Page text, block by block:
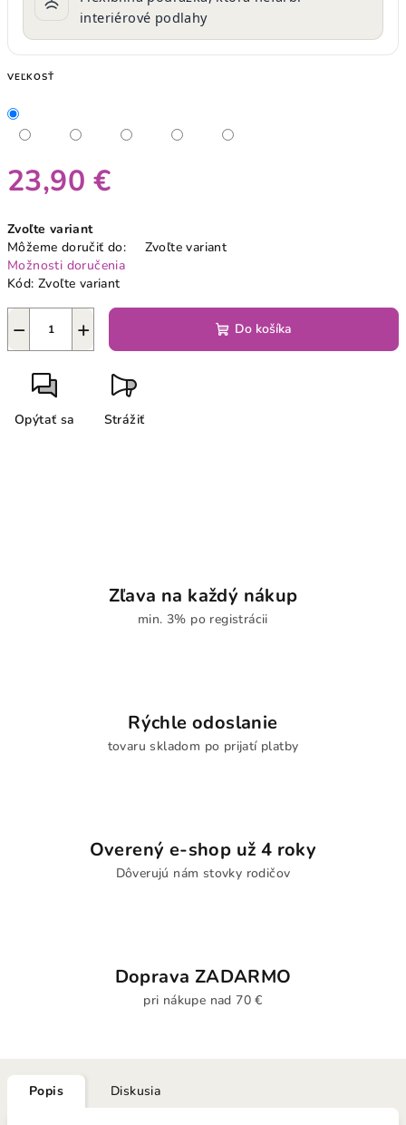
interiérové podlahy
VEĽKOSŤ
23,90 €
cena:
Zvoľte variant
Môžeme doručiť do:
Zvoľte variant
Možnosti doručenia
Kód: Zvoľte variant
+
− Do košíka
Opýtať sa Strážiť
Zľava na každý nákup
min. 3% po registrácii
Rýchle odoslanie
tovaru skladom po prijatí platby
Overený e-shop už 4 roky
Dôverujú nám stovky rodičov
Doprava ZADARMO
pri nákupe nad 70 €
Popis Diskusia